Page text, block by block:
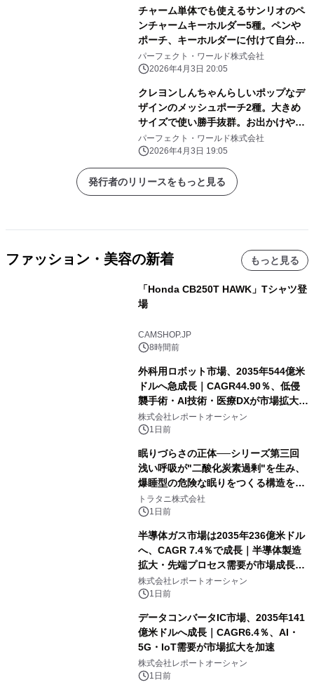
チャーム単体でも使えるサンリオのペ
ンチャームキーホルダー5種。ペンや
ポーチ、キーホルダーに付けて自分だ
けのアレンジしよう
パーフェクト・ワールド株式会社
2026年4月3日 20:05
クレヨンしんちゃんらしいポップなデ
ザインのメッシュポーチ2種。大きめ
サイズで使い勝手抜群。お出かけや旅
行にぜひ！
パーフェクト・ワールド株式会社
2026年4月3日 19:05
発行者のリリースをもっと見る
ファッション・美容の新着 もっと見る
「Honda CB250T HAWK」Tシャツ登
場
CAMSHOP.JP
8時間前
外科用ロボット市場、2035年544億米
ドルへ急成長｜CAGR44.90％、低侵
襲手術・AI技術・医療DXが市場拡大を
牽引
株式会社レポートオーシャン
1日前
眠りづらさの正体──シリーズ第三回
浅い呼吸が"二酸化炭素過剰"を生み、
爆睡型の危険な眠りをつくる構造を解
説
トラタニ株式会社
1日前
半導体ガス市場は2035年236億米ドル
へ、CAGR 7.4％で成長｜半導体製造
拡大・先端プロセス需要が市場成長を
加速
株式会社レポートオーシャン
1日前
データコンバータIC市場、2035年141
億米ドルへ成長｜CAGR6.4％、AI・
5G・IoT需要が市場拡大を加速
株式会社レポートオーシャン
1日前